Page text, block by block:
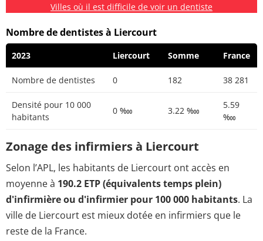
Villes où il est difficile de voir un dentiste
Nombre de dentistes à Liercourt
2023 Liercourt Somme France
Nombre de dentistes 0 182 38 281
Densité pour 10 000
habitants
0 ‱ 3.22 ‱
5.59
‱
Zonage des infirmiers à Liercourt
Selon l’APL, les habitants de Liercourt ont accès en
moyenne à 190.2 ETP (équivalents temps plein)
d'infirmière ou d'infirmier pour 100 000 habitants. La
ville de Liercourt est mieux dotée en infirmiers que le
reste de la France.